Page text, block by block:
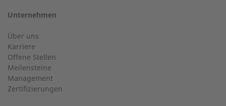
E-Mail
Telefonnummer
Kundenservice
Haben Sie allgemeine Fragen?
+49 (0) 2568 9347-0
Unternehmen
Über uns
Karriere
Offene Stellen
Meilensteine
Management
Zertifizierungen